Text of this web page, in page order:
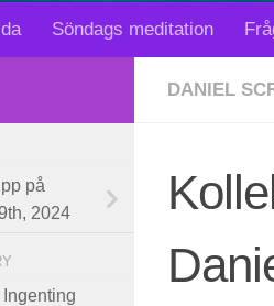
Söndags meditation
DANIEL
på
2024